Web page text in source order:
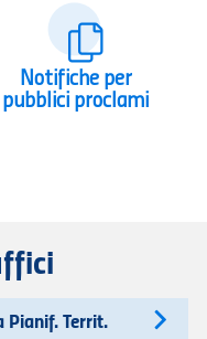
Notifiche per
pubblici proclami
Pianif. Territ.